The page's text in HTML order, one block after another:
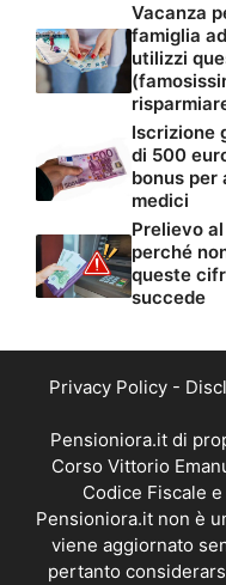
Vacanza
famiglia
utilizzi
Iscrizione
di 500
bonus per
medici
Prelievo
perché
queste
succede
Privacy Policy -
Pensioniora.it di
Corso Vittorio
Codice Fiscale
Pensioniora.it non è
viene aggiornato
pertanto